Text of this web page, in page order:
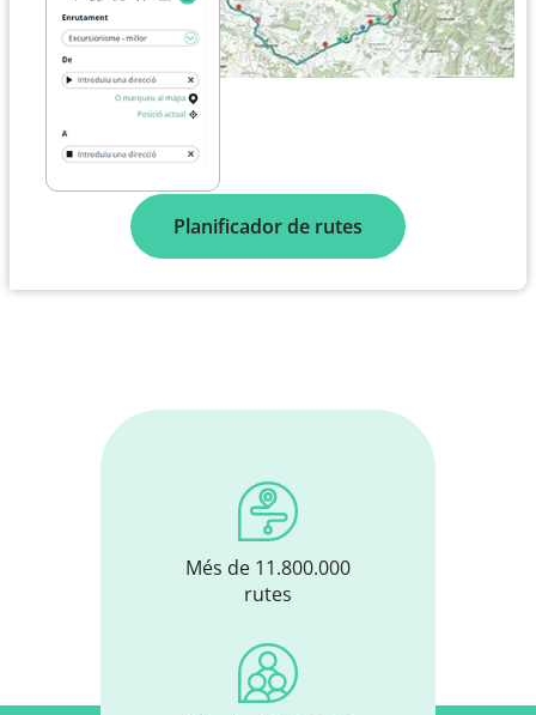
Planificador de rutes
Més de 11.800.000
rutes